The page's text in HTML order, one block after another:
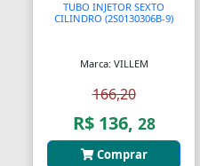
TUBO INJETOR SEXTO
CILINDRO (2S0130306B-9)
Marca: VILLEM
166,20
R$ 136, 28
Comprar